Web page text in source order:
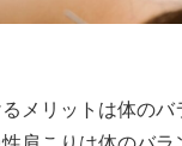
メリットは体のバ